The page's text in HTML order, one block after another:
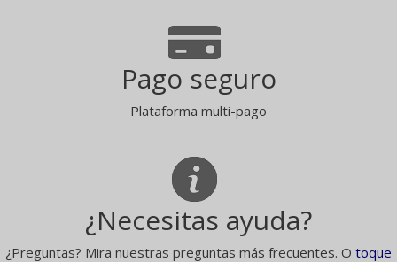
Pago seguro
Plataforma multi-pago
¿Necesitas ayuda?
¿Preguntas? Mira nuestras preguntas más frecuentes. O toque